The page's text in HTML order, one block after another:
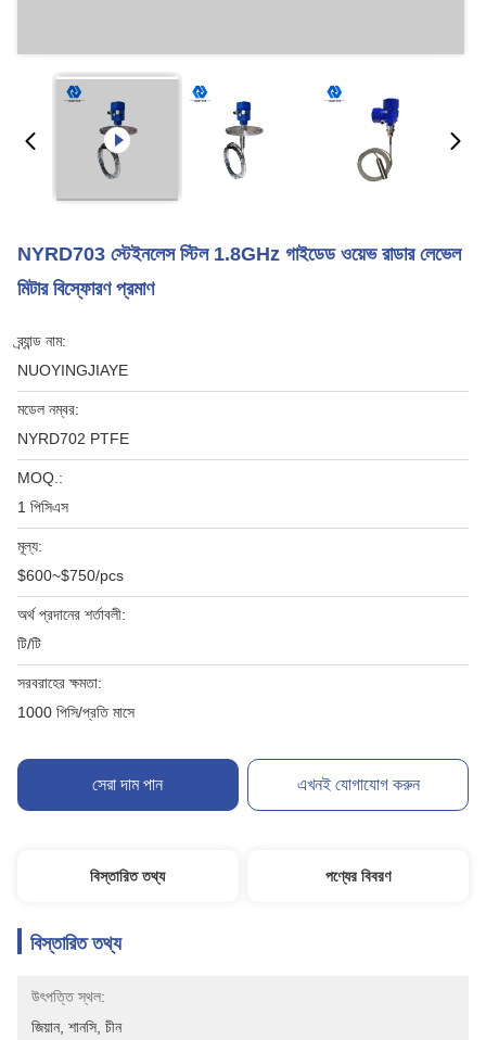
NYRD703 স্টেইনলেস স্টিল 1.8GHz গাইডেড ওয়েভ রাডার লেভেল
মিটার বিস্ফোরণ প্রমাণ
ব্র্যান্ড নাম:
NUOYINGJIAYE
মডেল নম্বর:
NYRD702 PTFE
MOQ.:
1 পিসিএস
মূল্য:
$600~$750/pcs
অর্থ প্রদানের শর্তাবলী:
টি/টি
সরবরাহের ক্ষমতা:
1000 পিসি/প্রতি মাসে
সেরা দাম পান এখনই যোগাযোগ করুন
বিস্তারিত তথ্য পণ্যের বিবরণ
বিস্তারিত তথ্য
উৎপত্তি স্থল:
জিয়ান, শানসি, চীন